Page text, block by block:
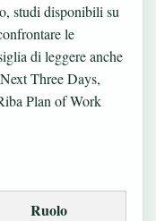
studi disponibili su
le
di leggere anche
Three Days,
Plan of Work
Ruolo